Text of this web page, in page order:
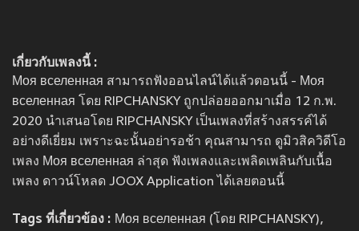
เกี่ยวกับเพลงนี้ :
Моя вселенная สามารถฟังออนไลน์ได้แล้วตอนนี้ - Моя
вселенная โดย RIPCHANSKY ถูกปล่อยออกมาเมื่อ 12 ก.พ.
2020 นำเสนอโดย RIPCHANSKY เป็นเพลงที่สร้างสรรค์ได้
อย่างดีเยี่ยม เพราะฉะนั้นอย่ารอช้า คุณสามารถ ดูมิวสิควิดีโอ
เพลง Моя вселенная ล่าสุด ฟังเพลงและเพลิดเพลินกับเนื้อ
เพลง ดาวน์โหลด JOOX Application ได้เลยตอนนี้
Tags ที่เกี่ยวข้อง : Моя вселенная (โดย RIPCHANSKY),